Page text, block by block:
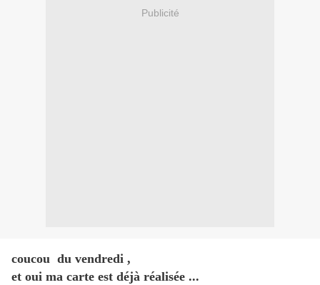
Publicité
coucou du vendredi ,
et oui ma carte est déjà réalisée ...